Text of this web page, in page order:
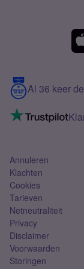
Verschil
Meerdere
5G internet
Mobiel internet
Mobiel
Contact
VoLTE 4G bellen
Al 36 keer
Annuleren
Klachten
Cookies
Tarieven
Netneutraliteit
Privacy
Disclaimer
Voorwaarden
Storingen